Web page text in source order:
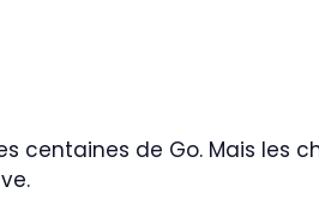
centaines de Go. Mais les